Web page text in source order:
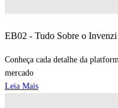
EB02 - Tudo Sobre o
Conheça cada detalhe da
mercado
Leia Mais